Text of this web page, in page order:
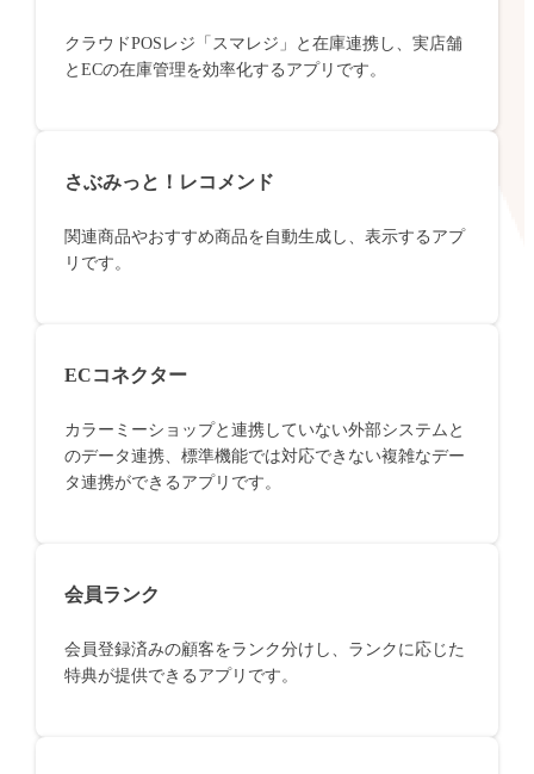
クラウドPOSレジ「スマレジ」と在庫連携し、実店舗
とECの在庫管理を効率化するアプリです。
さぶみっと！レコメンド
関連商品やおすすめ商品を自動生成し、表示するアプ
リです。
ECコネクター
カラーミーショップと連携していない外部システムと
のデータ連携、標準機能では対応できない複雑なデー
タ連携ができるアプリです。
会員ランク
会員登録済みの顧客をランク分けし、ランクに応じた
特典が提供できるアプリです。